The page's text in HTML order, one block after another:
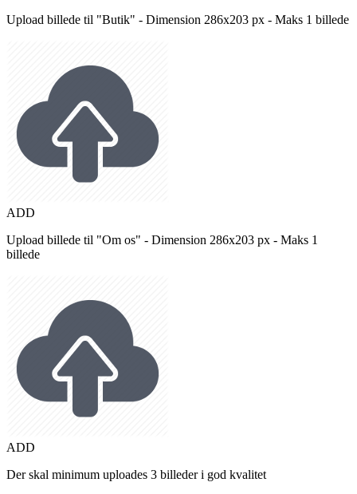
Upload billede til "Butik" - Dimension 286x203 px - Maks 1 billede
ADD
Upload billede til "Om os" - Dimension 286x203 px - Maks 1
billede
ADD
Der skal minimum uploades 3 billeder i god kvalitet